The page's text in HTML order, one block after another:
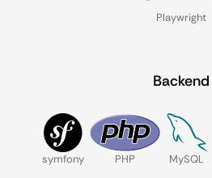
Playwright
Backend
symfony PHP MySQL